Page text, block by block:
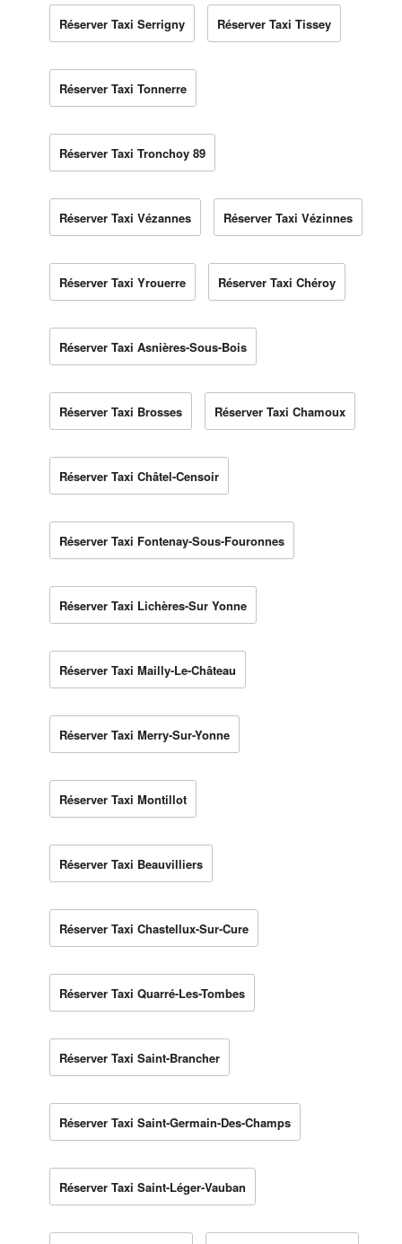
Réserver Taxi Serrigny Réserver Taxi Tissey
Réserver Taxi Tonnerre
Réserver Taxi Tronchoy 89
Réserver Taxi Vézannes Réserver Taxi Vézinnes
Réserver Taxi Yrouerre Réserver Taxi Chéroy
Réserver Taxi Asnières-Sous-Bois
Réserver Taxi Brosses Réserver Taxi Chamoux
Réserver Taxi Châtel-Censoir
Réserver Taxi Fontenay-Sous-Fouronnes
Réserver Taxi Lichères-Sur Yonne
Réserver Taxi Mailly-Le-Château
Réserver Taxi Merry-Sur-Yonne
Réserver Taxi Montillot
Réserver Taxi Beauvilliers
Réserver Taxi Chastellux-Sur-Cure
Réserver Taxi Quarré-Les-Tombes
Réserver Taxi Saint-Brancher
Réserver Taxi Saint-Germain-Des-Champs
Réserver Taxi Saint-Léger-Vauban